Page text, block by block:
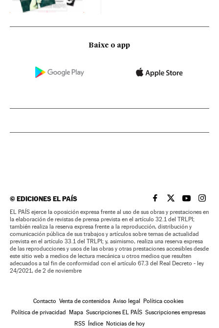
Baixe o app
©EDICIONES EL PAÍS EL PAÍS BRASIL EN
EL PAÍSEL PAÍS
EL
EL PAÍS ejerce la oposición expresa frente al uso de sus obras y prestaciones en
la elaboración de revistas de prensa prevista en el artículo 32.1 del TRLPI;
también realiza la reserva expresa frente a la reproducción, distribución y
comunicación pública de sus trabajos y artículos sobre temas de actualidad
prevista en el artículo 33.1 del TRLPI; y, asimismo, realiza una reserva expresa
de las reproducciones y usos de las obras y otras prestaciones accesibles desde
este sitio web a medios de lectura mecánica u otros medios que resulten
adecuados a tal fin de conformidad con el artículo 67.3 del Real Decreto - ley
24/2021, de 2 de noviembre
Contacto Venta de contenidos Aviso legal
Política cookies
Política de privacidad
Mapa Suscripciones EL PAÍS Suscripciones empresas
RSS
Índice Noticias de hoy